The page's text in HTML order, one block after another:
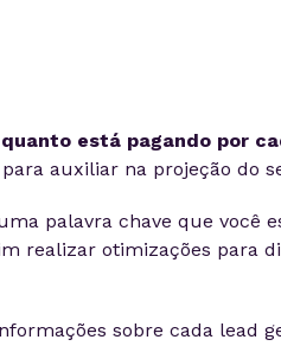
está pagando por
auxiliar na projeção do
palavra chave que você
realizar otimizações para
sobre cada lead